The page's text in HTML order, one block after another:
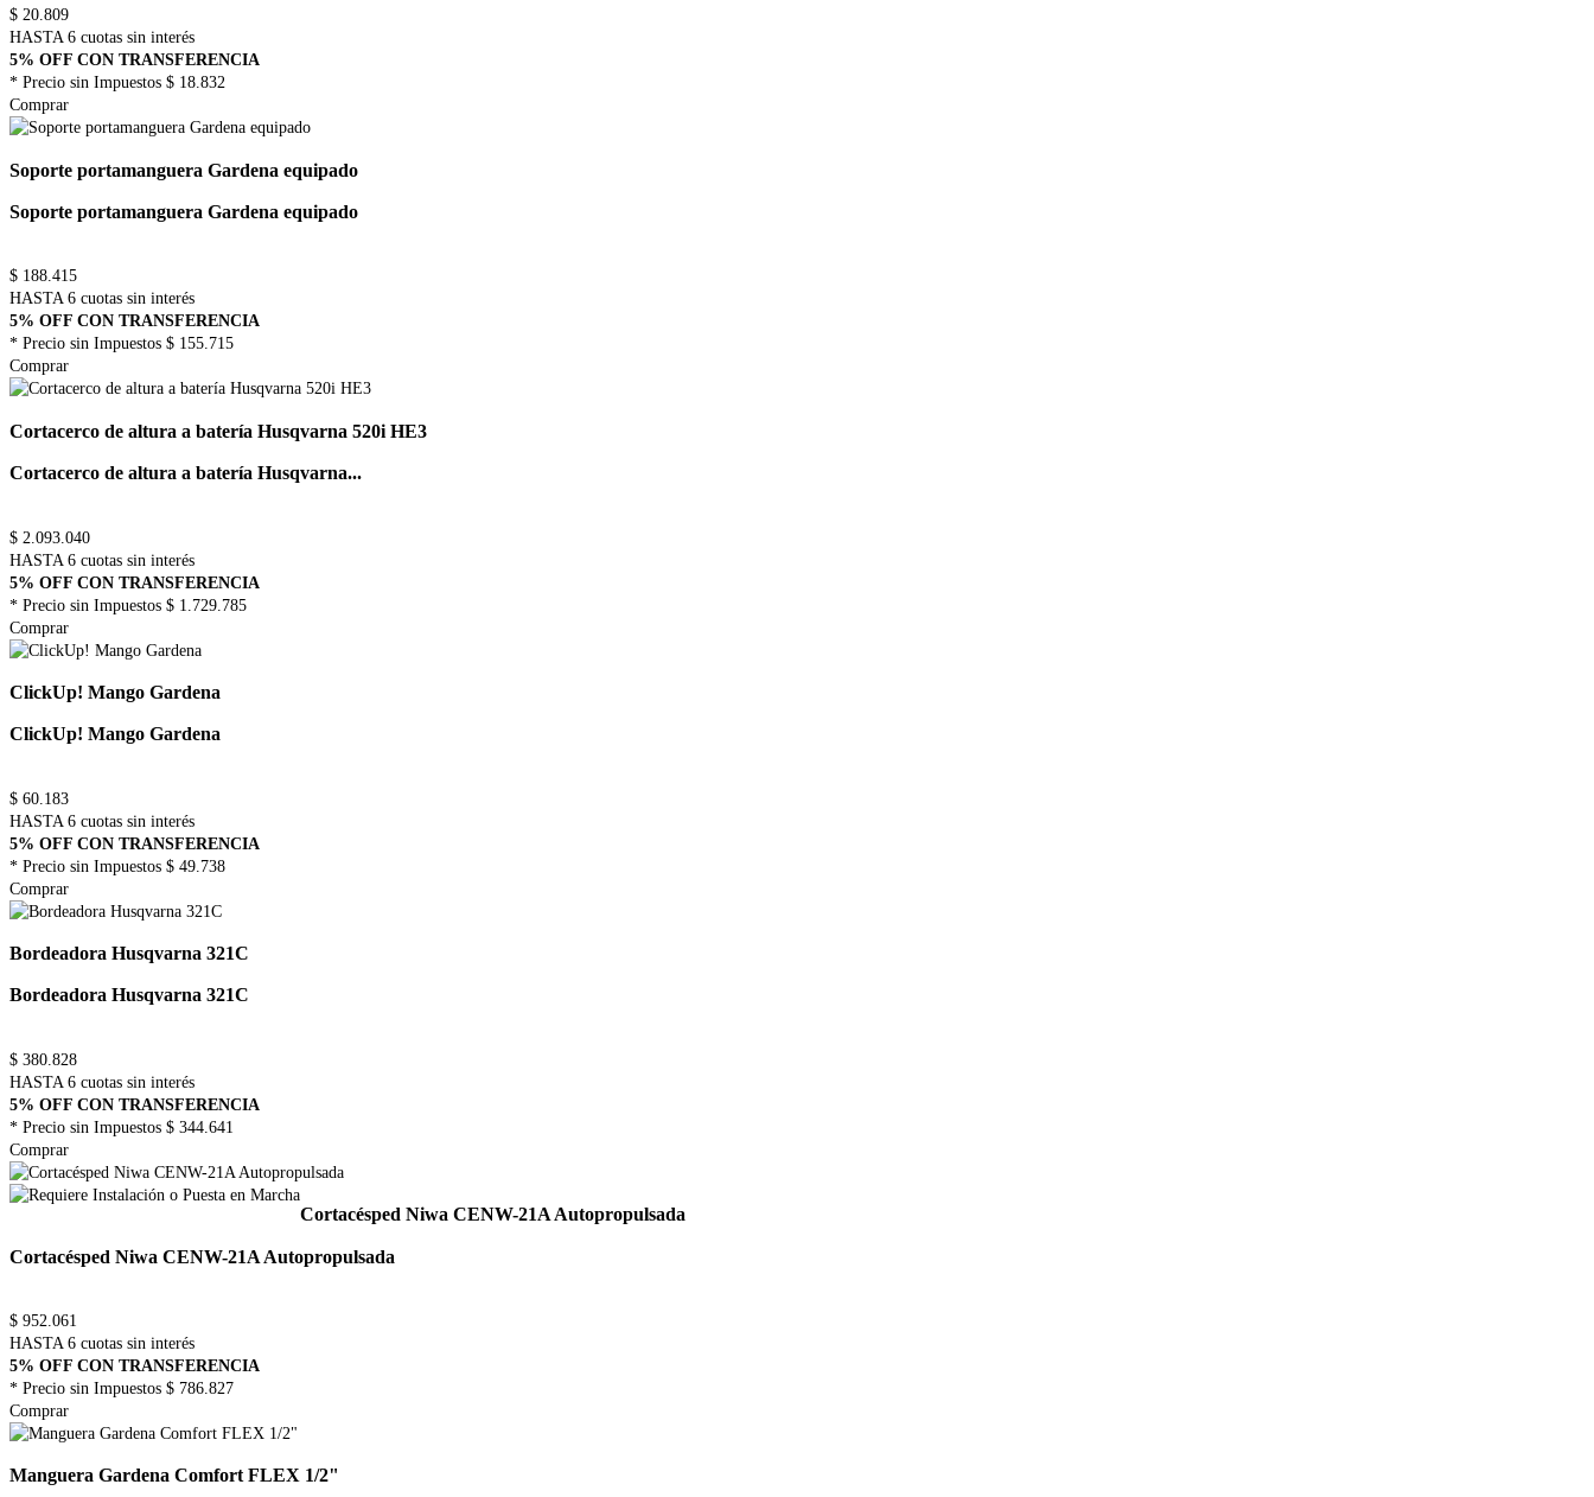
$ 20.809
HASTA 6 cuotas sin interés
5% OFF CON TRANSFERENCIA
* Precio sin Impuestos $ 18.832
Comprar
Soporte portamanguera Gardena equipado
Soporte portamanguera Gardena equipado
$ 188.415
HASTA 6 cuotas sin interés
5% OFF CON TRANSFERENCIA
* Precio sin Impuestos $ 155.715
Comprar
Cortacerco de altura a batería Husqvarna 520i HE3
Cortacerco de altura a batería Husqvarna...
$ 2.093.040
HASTA 6 cuotas sin interés
5% OFF CON TRANSFERENCIA
* Precio sin Impuestos $ 1.729.785
Comprar
ClickUp! Mango Gardena
ClickUp! Mango Gardena
$ 60.183
HASTA 6 cuotas sin interés
5% OFF CON TRANSFERENCIA
* Precio sin Impuestos $ 49.738
Comprar
Bordeadora Husqvarna 321C
Bordeadora Husqvarna 321C
$ 380.828
HASTA 6 cuotas sin interés
5% OFF CON TRANSFERENCIA
* Precio sin Impuestos $ 344.641
Comprar
Cortacésped Niwa CENW-21A Autopropulsada
Cortacésped Niwa CENW-21A Autopropulsada
$ 952.061
HASTA 6 cuotas sin interés
5% OFF CON TRANSFERENCIA
* Precio sin Impuestos $ 786.827
Comprar
Manguera Gardena Comfort FLEX 1/2"